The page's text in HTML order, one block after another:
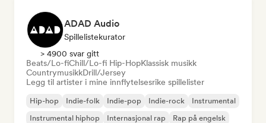
ADAD Audio
Spillelistekurator
> 4900 svar gitt
Beats/Lo-fiChill/Lo-fi Hip-HopKlassisk musikk
CountrymusikkDrill/Jersey
Legg til artister i mine innflytelsesrike spillelister
Hip-hop Indie-folk Indie-pop Indie-rock
Instrumental
Instrumental hiphop
Internasjonal rap Rap på engelsk